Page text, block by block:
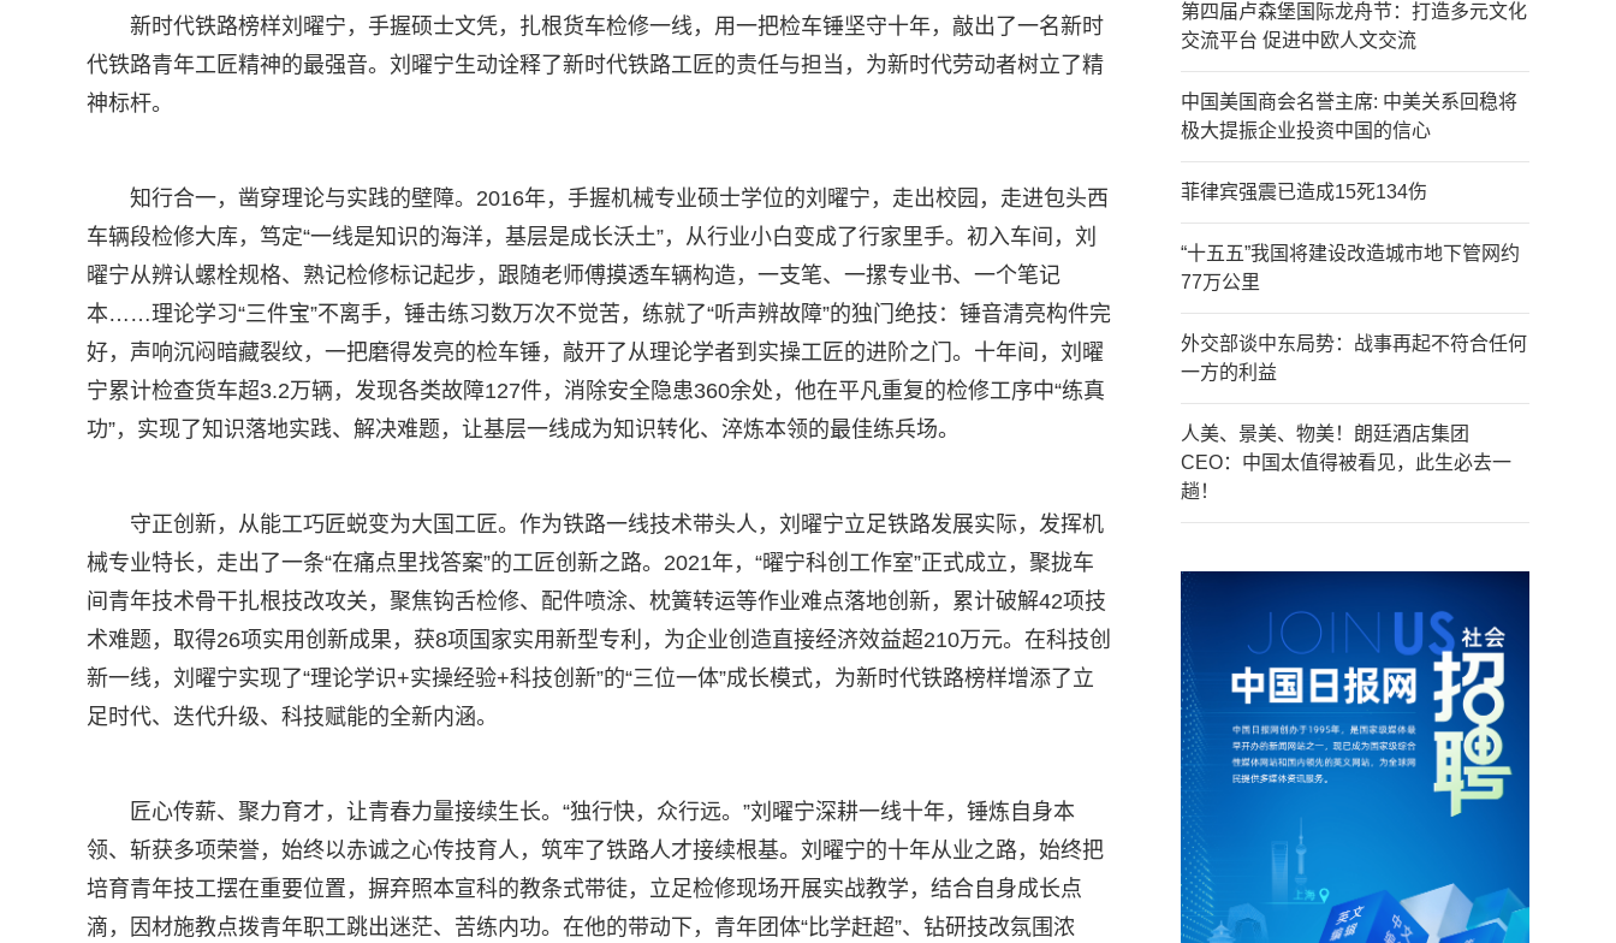
新时代铁路榜样刘曜宁，手握硕士文凭，扎根货车检修一线，用一把检车锤坚守十年，敲出了一名新时
代铁路青年工匠精神的最强音。刘曜宁生动诠释了新时代铁路工匠的责任与担当，为新时代劳动者树立了精
神标杆。
知行合一，凿穿理论与实践的壁障。2016年，手握机械专业硕士学位的刘曜宁，走出校园，走进包头西
车辆段检修大库，笃定“一线是知识的海洋，基层是成长沃土”，从行业小白变成了行家里手。初入车间，刘
曜宁从辨认螺栓规格、熟记检修标记起步，跟随老师傅摸透车辆构造，一支笔、一摞专业书、一个笔记
本……理论学习“三件宝”不离手，锤击练习数万次不觉苦，练就了“听声辨故障”的独门绝技：锤音清亮构件完
好，声响沉闷暗藏裂纹，一把磨得发亮的检车锤，敲开了从理论学者到实操工匠的进阶之门。十年间，刘曜
宁累计检查货车超3.2万辆，发现各类故障127件，消除安全隐患360余处，他在平凡重复的检修工序中“练真
功”，实现了知识落地实践、解决难题，让基层一线成为知识转化、淬炼本领的最佳练兵场。
守正创新，从能工巧匠蜕变为大国工匠。作为铁路一线技术带头人，刘曜宁立足铁路发展实际，发挥机
械专业特长，走出了一条“在痛点里找答案”的工匠创新之路。2021年，“曜宁科创工作室”正式成立，聚拢车
间青年技术骨干扎根技改攻关，聚焦钩舌检修、配件喷涂、枕簧转运等作业难点落地创新，累计破解42项技
术难题，取得26项实用创新成果，获8项国家实用新型专利，为企业创造直接经济效益超210万元。在科技创
新一线，刘曜宁实现了“理论学识+实操经验+科技创新”的“三位一体”成长模式，为新时代铁路榜样增添了立
足时代、迭代升级、科技赋能的全新内涵。
匠心传薪、聚力育才，让青春力量接续生长。“独行快，众行远。”刘曜宁深耕一线十年，锤炼自身本
领、斩获多项荣誉，始终以赤诚之心传技育人，筑牢了铁路人才接续根基。刘曜宁的十年从业之路，始终把
培育青年技工摆在重要位置，摒弃照本宣科的教条式带徒，立足检修现场开展实战教学，结合自身成长点
滴，因材施教点拨青年职工跳出迷茫、苦练内功。在他的带动下，青年团体“比学赶超”、钻研技改氛围浓
第四届卢森堡国际龙舟节：打造多元文化
交流平台 促进中欧人文交流
中国美国商会名誉主席: 中美关系回稳将
极大提振企业投资中国的信心
菲律宾强震已造成15死134伤
“十五五”我国将建设改造城市地下管网约
77万公里
外交部谈中东局势：战事再起不符合任何
一方的利益
人美、景美、物美！朗廷酒店集团
CEO：中国太值得被看见，此生必去一
趟！